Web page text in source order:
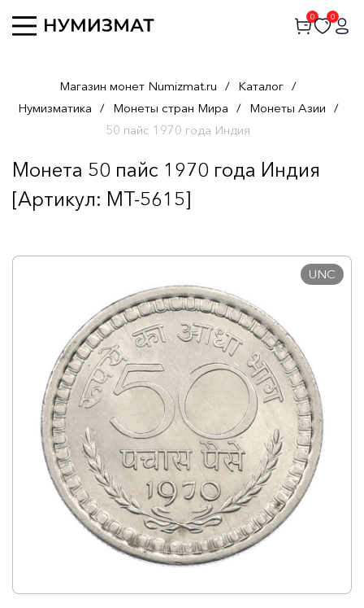
0 0
Магазин монет Numizmat.ru / Каталог /
Нумизматика / Монеты стран Мира / Монеты Азии /
50 пайс 1970 года Индия
Монета 50 пайс 1970 года Индия
[Артикул: MT-5615]
UNC